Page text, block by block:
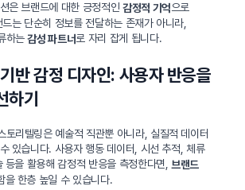
은 브랜드에 대한 긍정적인 감정적 기억으로
는 단순히 정보를 전달하는 존재가 아니라,
하는감성 파트너로 자리 잡게 됩니다.
반 감정 디자인: 사용자 반응을
하기
토리텔링은 예술적 직관뿐 아니라, 실질적 데이터
있습니다. 사용자 행동 데이터, 시선 추적, 체류
을 활용해 감정적 반응을 측정한다면, 브랜드
을 한층 높일 수 있습니다.